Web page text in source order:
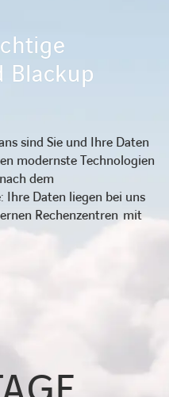
Blackup
sind Sie und Ihre Daten
modernste Technologien
dem
Ihre Daten liegen bei uns
Rechenzentren mit